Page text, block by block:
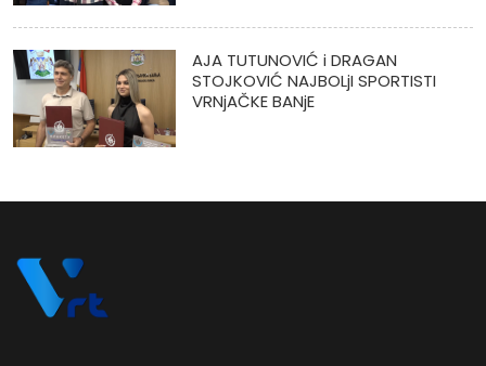
AJA TUTUNOVIĆ i DRAGAN
STOJKOVIĆ NAJBOLjI SPORTISTI
VRNjAČKE BANjE